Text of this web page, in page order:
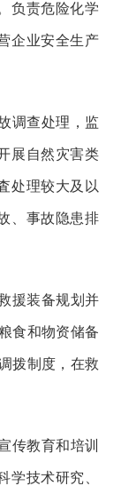
负责危险化学
企业安全生产
调查处理，监
展自然灾害类
处理较大及以
、事故隐患排
援装备规划并
食和物资储备
拨制度，在救
传教育和培训
学技术研究、